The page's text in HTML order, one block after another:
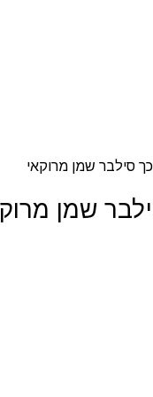
סילבר שמן מרוקאי
שמן